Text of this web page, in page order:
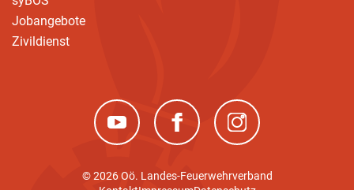
Jobangebote
Zivildienst
(neues Fenster)(neues Fenster)(neues Fenster)
© 2026 Oö. Landes-Feuerwehrverband